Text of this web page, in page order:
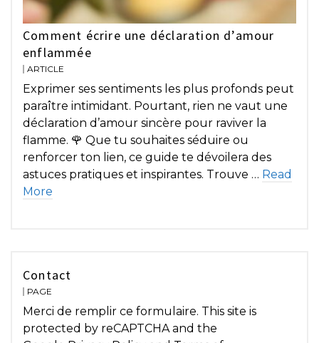
Comment écrire une déclaration d’amour
enflammée
ARTICLE
Exprimer ses sentiments les plus profonds peut
paraître intimidant. Pourtant, rien ne vaut une
déclaration d’amour sincère pour raviver la
flamme. 🌹 Que tu souhaites séduire ou
renforcer ton lien, ce guide te dévoilera des
astuces pratiques et inspirantes. Trouve … Read
More
Contact
PAGE
Merci de remplir ce formulaire. This site is
protected by reCAPTCHA and the